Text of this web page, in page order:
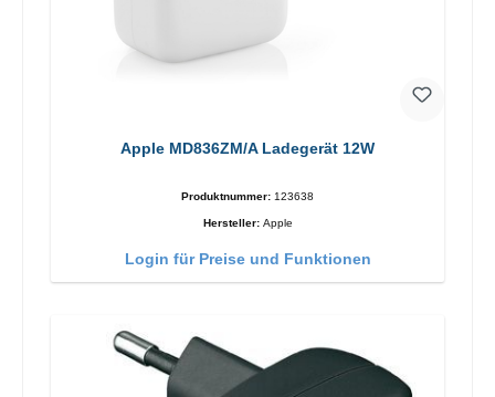
Apple MD836ZM/A Ladegerät 12W
Produktnummer: 123638
Hersteller: Apple
Login für Preise und Funktionen